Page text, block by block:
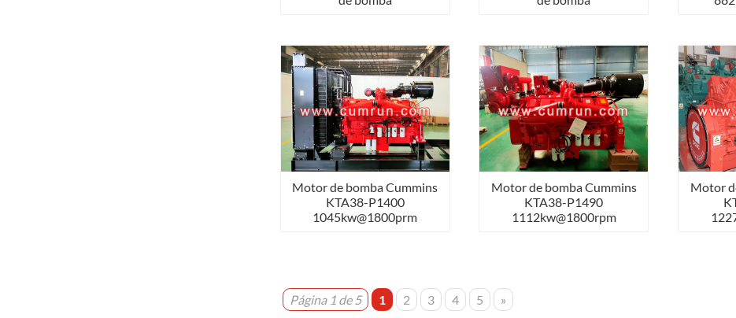
Motor de bomba Cummins
KTA38-P1400
1045kw@1800prm
Motor de bomba Cummins
KTA38-P1490
1112kw@1800rpm
Motor
Página 1 de 5 1 2 3 4 5 »